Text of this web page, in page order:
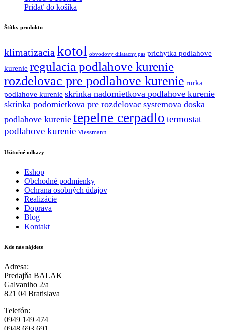
cena
Pridať do košíka
Štítky produktu
klimatizacia kotol obvodovy dilatacny pas prichytka podlahove
kurenie regulacia podlahove kurenie
rozdelovac pre podlahove kurenie rurka
podlahove kurenie skrinka nadomietkova podlahove kurenie
skrinka podomietkova pre rozdelovac systemova doska
podlahove kurenie tepelne cerpadlo termostat
podlahove kurenie Viessmann
Užitočné odkazy
Eshop
Obchodné podmienky
Ochrana osobných údajov
Realizácie
Doprava
Blog
Kontakt
Kde nás nájdete
Adresa:
Predajňa BALAK
Galvaniho 2/a
821 04 Bratislava
Telefón:
0949 149 474